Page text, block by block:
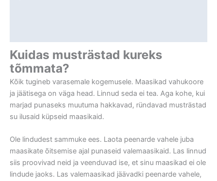
Kuidas musträstad kureks
tõmmata?
Kõik tugineb varasemale kogemusele. Maasikad vahukoore
ja jäätisega on väga head. Linnud seda ei tea. Aga kohe, kui
marjad punaseks muutuma hakkavad, ründavad musträstad
su ilusaid küpseid maasikaid.
Ole lindudest sammuke ees. Laota peenarde vahele juba
maasikate õitsemise ajal punaseid valemaasikaid. Las linnud
siis proovivad neid ja veenduvad ise, et sinu maasikad ei ole
lindude jaoks. Las valemaasikad jäävadki peenarde vahele,